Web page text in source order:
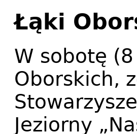
Łąki
W sobotę
Oborskich,
Jeziorny